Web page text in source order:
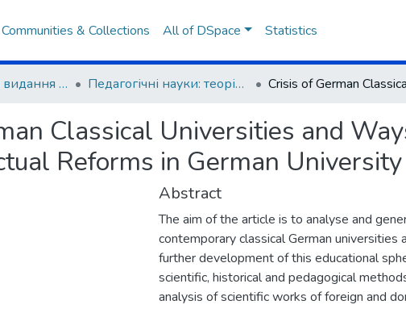
Communities & Collections All of DSpace Statistics
Наукові фахові видання СумДПУ Педагогічні науки: теорія, історія, інноваційні технології
Classical Universities and
Reforms in German
Abstract
The aim of the article is to analyse and
contemporary classical German
further development of this educational
scientific, historical and pedagogical
analysis of scientific works of foreign and